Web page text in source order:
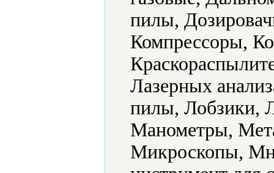
пилы,
Компрессоры,
Лазерных
пилы, Лобзики,
Манометры,
Микроскопы,